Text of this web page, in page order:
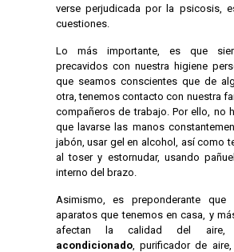
verse perjudicada por la psicosis,
cuestiones.
Lo más importante, es que
precavidos con nuestra higiene
que seamos conscientes que de
otra, tenemos contacto con nuestra
compañeros de trabajo. Por ello, no
que lavarse las manos
jabón, usar gel en alcohol, así como
al toser y estornudar, usando
interno del brazo.
Asimismo, es preponderante que
aparatos que tenemos en casa, y
afectan la calidad del
acondicionado, purificador de aire,